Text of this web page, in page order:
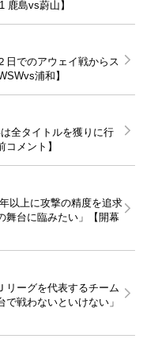
鹿島vs蔚山】
日でのアウェイ戦からス
浦和】
全タイトルを獲りに行
メント】
以上に攻撃の精度を追求
舞台に臨みたい」【開幕
リーグを代表するチーム
戦わないといけない」